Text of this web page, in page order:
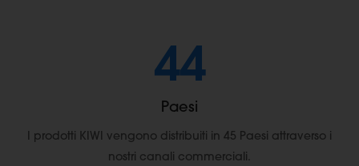
45
Paesi
I prodotti KIWI vengono distribuiti in 45 Paesi attraverso i
nostri canali commerciali.